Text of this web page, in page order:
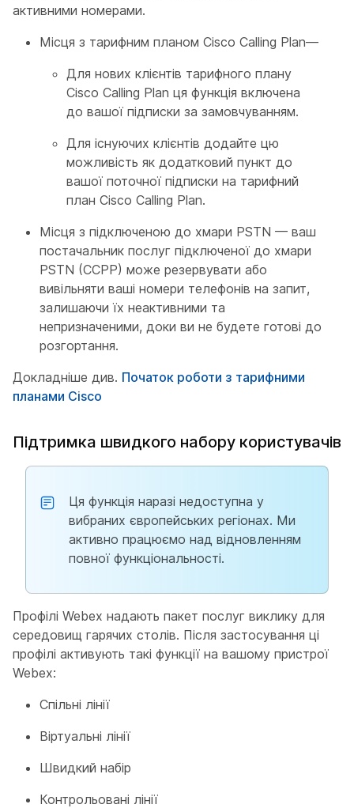
активними номерами.
Місця з тарифним планом Cisco Calling Plan—
Для нових клієнтів тарифного плану
Cisco Calling Plan ця функція включена
до вашої підписки за замовчуванням.
Для існуючих клієнтів додайте цю
можливість як додатковий пункт до
вашої поточної підписки на тарифний
план Cisco Calling Plan.
Місця з підключеною до хмари PSTN — ваш
постачальник послуг підключеної до хмари
PSTN (CCPP) може резервувати або
вивільняти ваші номери телефонів на запит,
залишаючи їх неактивними та
непризначеними, доки ви не будете готові до
розгортання.
Докладніше див. Початок роботи з тарифними
планами Cisco
Підтримка швидкого набору користувачів
Ця функція наразі недоступна у
вибраних європейських регіонах. Ми
активно працюємо над відновленням
повної функціональності.
Профілі Webex надають пакет послуг виклику для
середовищ гарячих столів. Після застосування ці
профілі активують такі функції на вашому пристрої
Webex:
Спільні лінії
Віртуальні лінії
Швидкий набір
Контрольовані лінії